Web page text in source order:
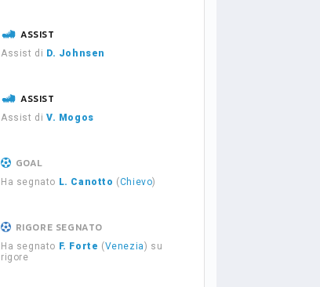
ASSIST
Assist di D. Johnsen
ASSIST
Assist di V. Mogos
GOAL
Ha segnato L. Canotto (Chievo)
RIGORE SEGNATO
Ha segnato F. Forte (Venezia) su
rigore